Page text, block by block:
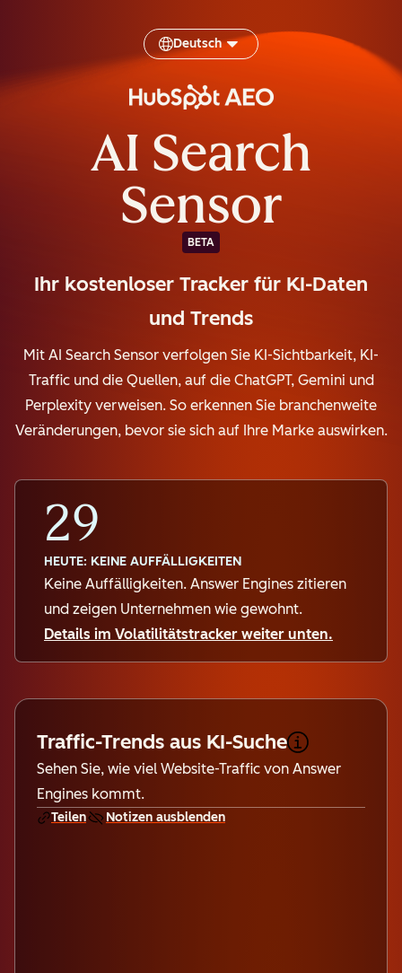
Deutsch
AI Search
Sensor
BETA
Ihr kostenloser Tracker für KI-Daten
und Trends
Mit AI Search Sensor verfolgen Sie KI-Sichtbarkeit, KI-
Traffic und die Quellen, auf die ChatGPT, Gemini und
Perplexity verweisen. So erkennen Sie branchenweite
Veränderungen, bevor sie sich auf Ihre Marke auswirken.
29
HEUTE: KEINE AUFFÄLLIGKEITEN
Keine Auffälligkeiten. Answer Engines zitieren
und zeigen Unternehmen wie gewohnt.
Details im Volatilitätstracker weiter unten.
Traffic-Trends aus KI-Suche
Sehen Sie, wie viel Website-Traffic von Answer
Engines kommt.
Teilen Notizen ausblenden